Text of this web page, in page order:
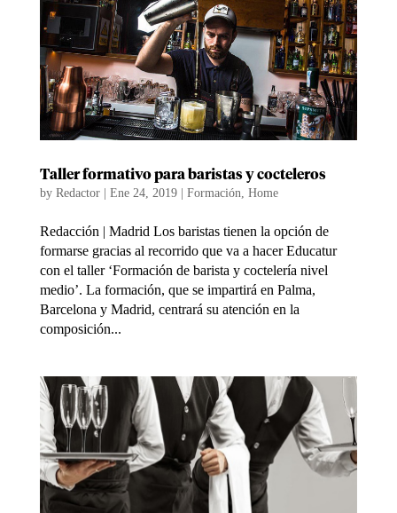
Taller formativo para baristas y cocteleros
by Redactor| Ene 24, 2019| Formación Home
Redacción | Madrid Los baristas tienen la opción de
formarse gracias al recorrido que va a hacer Educatur
con el taller ‘Formación de barista y coctelería nivel
medio’. La formación, que se impartirá en Palma,
Barcelona y Madrid, centrará su atención en la
composición...